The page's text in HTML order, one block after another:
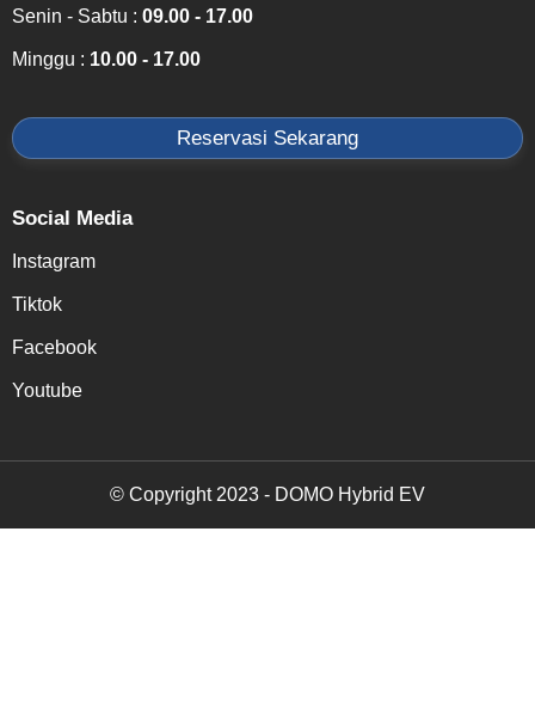
Senin - Sabtu : 09.00 - 17.00
Minggu : 10.00 - 17.00
Reservasi Sekarang
Social Media
Instagram
Tiktok
Facebook
Youtube
© Copyright 2023 - DOMO Hybrid EV